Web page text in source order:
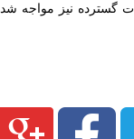
گسترده نیز